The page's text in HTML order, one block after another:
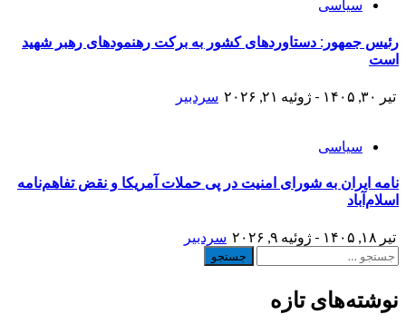
سیاسی
رئیس جمهور: دستاوردهای کشور به برکت رهنمودهای رهبر شهید
است
تیر ۳۰, ۱۴۰۵ - ژوئیه ۲۱, ۲۰۲۶ سردبیر
سیاسی
نامه ایران به شورای امنیت در پی حملات آمریکا و نقض تفاهم‌نامه
اسلام‌آباد
تیر ۱۸, ۱۴۰۵ - ژوئیه ۹, ۲۰۲۶
سردبیر
جستجو
نوشته‌های تازه